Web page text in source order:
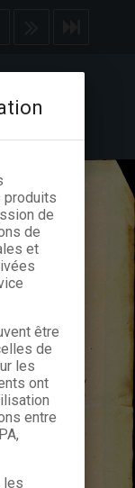
produits
de
de
et
être
de
les
ont
entre
les